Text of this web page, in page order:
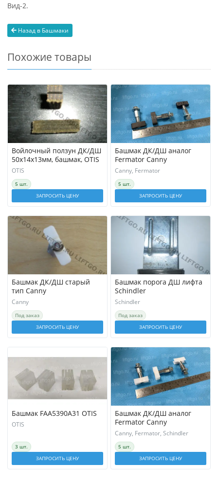
Вид-2.
Назад в Башмаки
Похожие товары
Войлочный ползун ДК/ДШ
50x14x13мм, башмак, OTIS
OTIS
5 шт.
ЗАПРОСИТЬ ЦЕНУ
Башмак ДК/ДШ аналог
Fermator Canny
Canny, Fermator
5 шт.
ЗАПРОСИТЬ ЦЕНУ
Башмак ДК/ДШ старый
тип Canny
Canny
Под заказ
ЗАПРОСИТЬ ЦЕНУ
Башмак порога ДШ лифта
Schindler
Schindler
Под заказ
ЗАПРОСИТЬ ЦЕНУ
Башмак FAA5390A31 OTIS
OTIS
3 шт.
ЗАПРОСИТЬ ЦЕНУ
Башмак ДК/ДШ аналог
Fermator Canny
Canny, Fermator, Schindler
5 шт.
ЗАПРОСИТЬ ЦЕНУ